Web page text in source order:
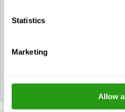
Statistics
Marketing
Allow
Sí. Si necesita un hotel, puede
info@fmtcsafety.com
registrarse.